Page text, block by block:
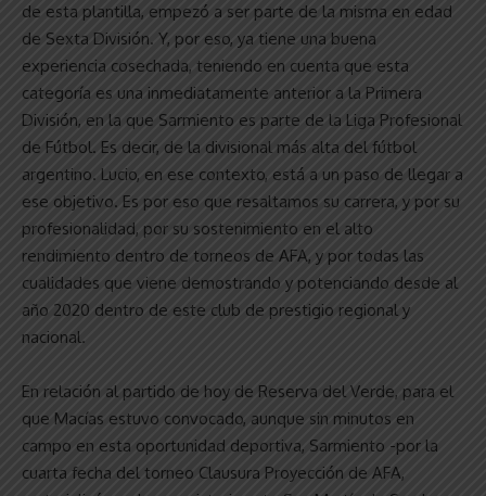
de esta plantilla, empezó a ser parte de la misma en edad
de Sexta División. Y, por eso, ya tiene una buena
experiencia cosechada, teniendo en cuenta que esta
categoría es una inmediatamente anterior a la Primera
División, en la que Sarmiento es parte de la Liga Profesional
de Fútbol. Es decir, de la divisional más alta del fútbol
argentino. Lucio, en ese contexto, está a un paso de llegar a
ese objetivo. Es por eso que resaltamos su carrera, y por su
profesionalidad, por su sostenimiento en el alto
rendimiento dentro de torneos de AFA, y por todas las
cualidades que viene demostrando y potenciando desde al
año 2020 dentro de este club de prestigio regional y
nacional.
En relación al partido de hoy de Reserva del Verde, para el
que Macías estuvo convocado, aunque sin minutos en
campo en esta oportunidad deportiva, Sarmiento -por la
cuarta fecha del torneo Clausura Proyección de AFA,